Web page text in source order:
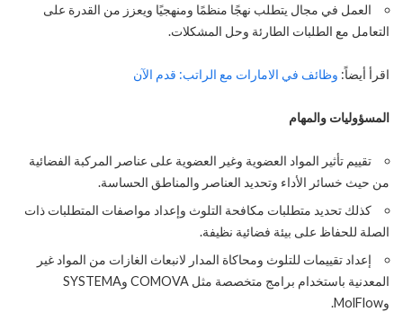
العمل في مجال يتطلب نهجًا منظمًا ومنهجيًا ويعزز من القدرة على
التعامل مع الطلبات الطارئة وحل المشكلات.
اقرأ أيضاً: وظائف في الامارات مع الراتب: قدم الآن
المسؤوليات والمهام
تقييم تأثير المواد العضوية وغير العضوية على عناصر المركبة الفضائية
من حيث خسائر الأداء وتحديد العناصر والمناطق الحساسة.
كذلك تحديد متطلبات مكافحة التلوث وإعداد مواصفات المتطلبات ذات
الصلة للحفاظ على بيئة فضائية نظيفة.
إعداد تقييمات للتلوث ومحاكاة المدار لانبعاث الغازات من المواد غير
المعدنية باستخدام برامج متخصصة مثل COMOVA وSYSTEMA
وMolFlow.